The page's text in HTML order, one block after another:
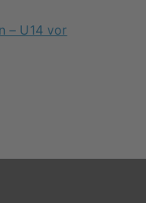
– U14 vor